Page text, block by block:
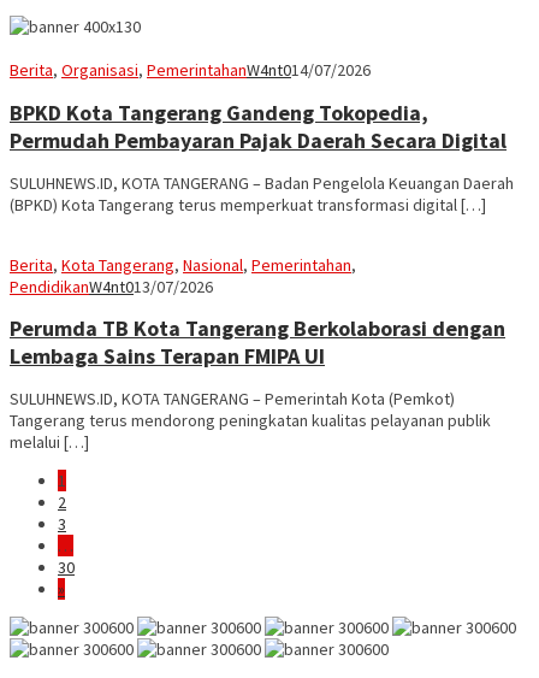
Berita, Organisasi, PemerintahanW4nt014/07/2026
BPKD Kota Tangerang Gandeng Tokopedia,
Permudah Pembayaran Pajak Daerah Secara Digital
SULUHNEWS.ID, KOTA TANGERANG – Badan Pengelola Keuangan Daerah
(BPKD) Kota Tangerang terus memperkuat transformasi digital […]
Berita, Kota Tangerang, Nasional, Pemerintahan,
PendidikanW4nt013/07/2026
Perumda TB Kota Tangerang Berkolaborasi dengan
Lembaga Sains Terapan FMIPA UI
SULUHNEWS.ID, KOTA TANGERANG – Pemerintah Kota (Pemkot)
Tangerang terus mendorong peningkatan kualitas pelayanan publik
melalui […]
1
2
3
…
30
»